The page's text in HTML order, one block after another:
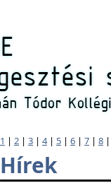
1 | 2 | 3 | 4| 5 | 6 | 7 | 8
Hírek